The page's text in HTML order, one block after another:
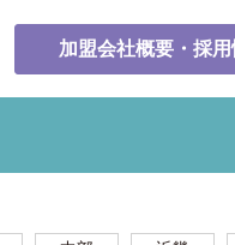
加盟会社概要・採用